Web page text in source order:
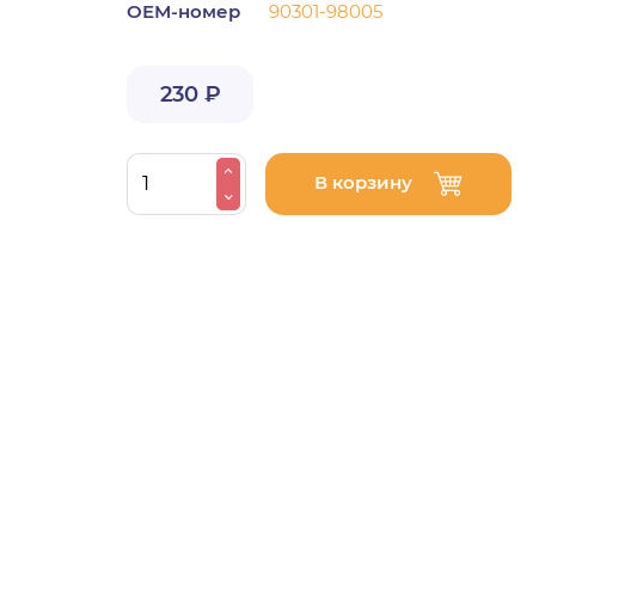
ОЕМ-номер 90301-98005
230 ₽
В корзину